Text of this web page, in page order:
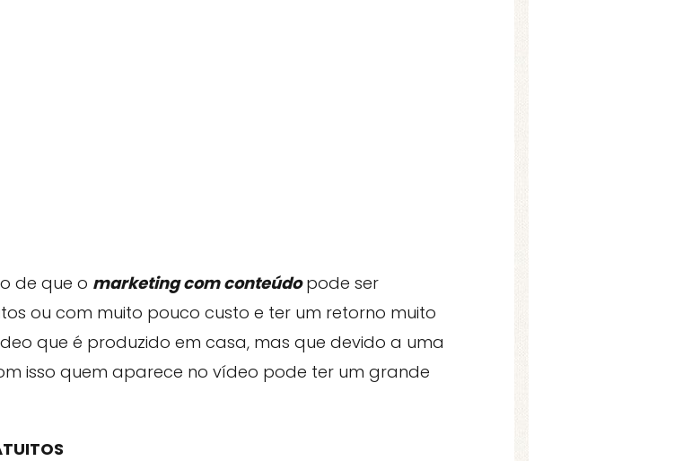
de que o marketing com conteúdopode ser
ou com muito pouco custo e ter um retorno muito
que é produzido em casa, mas que devido a uma
isso quem aparece no vídeo pode ter um grande